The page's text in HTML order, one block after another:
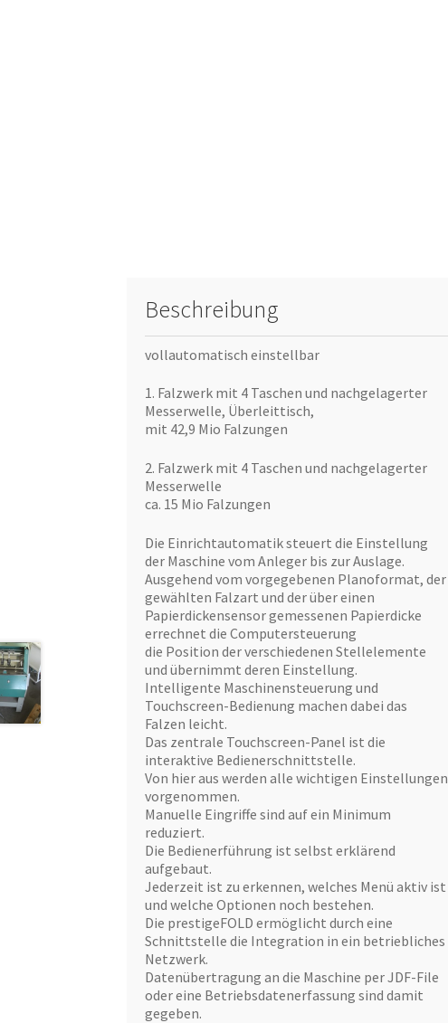
Beschreibung
vollautomatisch einstellbar
1. Falzwerk mit 4 Taschen und nachgelagerter
Messerwelle, Überleittisch,
mit 42,9 Mio Falzungen
2. Falzwerk mit 4 Taschen und nachgelagerter
Messerwelle
ca. 15 Mio Falzungen
Die Einrichtautomatik steuert die Einstellung
der Maschine vom Anleger bis zur Auslage.
Ausgehend vom vorgegebenen Planoformat, der
gewählten Falzart und der über einen
Papierdickensensor gemessenen Papierdicke
errechnet die Computersteuerung
die Position der verschiedenen Stellelemente
und übernimmt deren Einstellung.
Intelligente Maschinensteuerung und
Touchscreen-Bedienung machen dabei das
Falzen leicht.
Das zentrale Touchscreen-Panel ist die
interaktive Bedienerschnittstelle.
Von hier aus werden alle wichtigen Einstellungen
vorgenommen.
Manuelle Eingriffe sind auf ein Minimum
reduziert.
Die Bedienerführung ist selbst erklärend
aufgebaut.
Jederzeit ist zu erkennen, welches Menü aktiv ist
und welche Optionen noch bestehen.
Die prestigeFOLD ermöglicht durch eine
Schnittstelle die Integration in ein betriebliches
Netzwerk.
Datenübertragung an die Maschine per JDF-File
oder eine Betriebsdatenerfassung sind damit
gegeben.